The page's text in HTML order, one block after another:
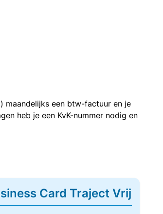
maandelijks een btw-factuur en je
heb je een KvK-nummer nodig en
Card Traject Vrij